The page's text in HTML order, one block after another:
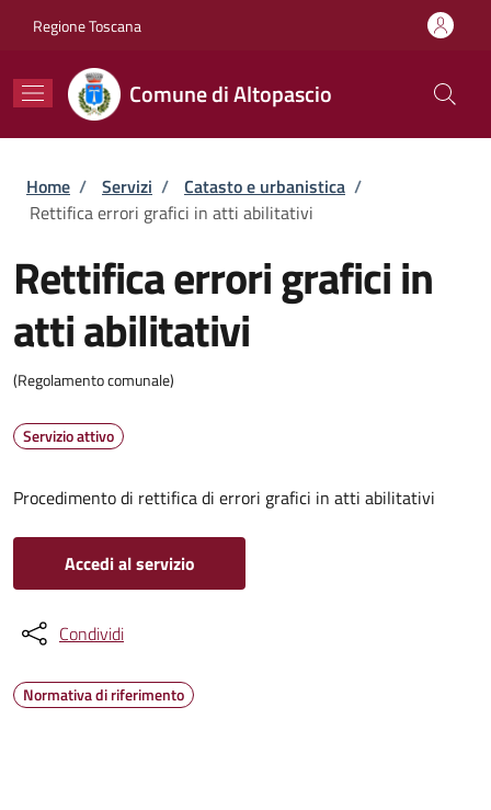
Regione Toscana
Comune di Altopascio
Briciole di pane
Home / Servizi / Catasto e urbanistica /
Rettifica errori grafici in atti abilitativi
Rettifica errori grafici in
atti abilitativi
(Regolamento comunale)
Servizio attivo
Procedimento di rettifica di errori grafici in atti abilitativi
Accedi al servizio
Condividi
Normativa di riferimento